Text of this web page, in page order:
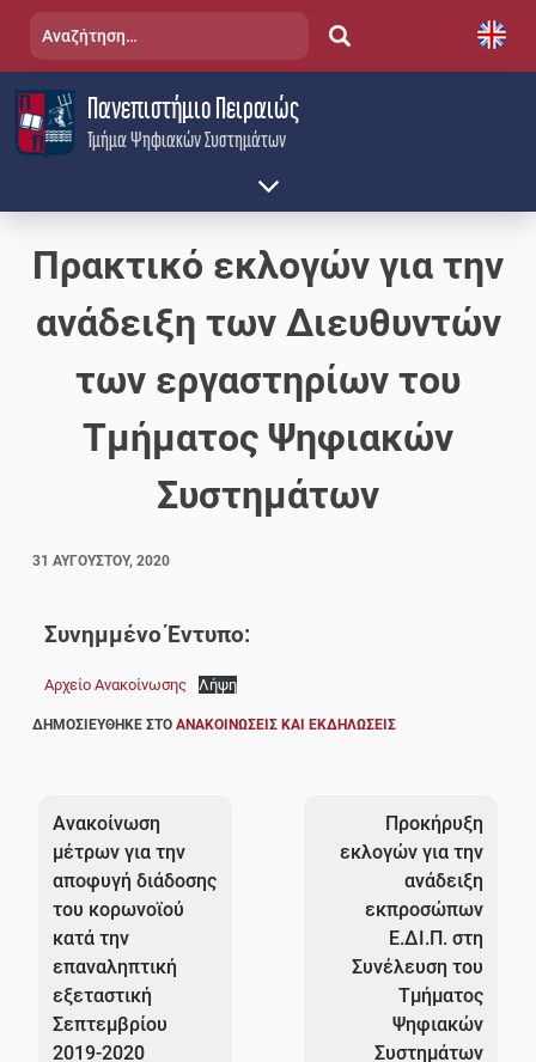
content
Τμήμα Ψηφιακών Συστημάτων
Πανεπιστήμιο Πειραιώς
Αναζήτηση
Πρακτικό εκλογών για την
ανάδειξη των Διευθυντών
των εργαστηρίων του
Τμήματος Ψηφιακών
Συστημάτων
31 ΑΥΓΟΎΣΤΟΥ, 2020
Συνημμένο Έντυπο:
Αρχείο Ανακοίνωσης Λήψη
ΔΗΜΟΣΙΕΎΘΗΚΕ ΣΤΟΑΝΑΚΟΙΝΏΣΕΙΣ ΚΑΙ ΕΚΔΗΛΏΣΕΙΣ
άρθρων
Ανακοίνωση
μέτρων για την
αποφυγή διάδοσης
του κορωνοϊού
κατά την
επαναληπτική
εξεταστική
Σεπτεμβρίου
2019-2020
Προκήρυξη
εκλογών για την
ανάδειξη
εκπροσώπων
Ε.ΔΙ.Π. στη
Συνέλευση του
Τμήματος
Ψηφιακών
Συστημάτων